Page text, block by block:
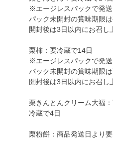
※エージレスパックで発送
パック未開封の賞味期限は
開封後は3日以内にお召し
栗柿：要冷蔵で14日
※エージレスパックで発送
パック未開封の賞味期限は
開封後は3日以内にお召し
栗きんとんクリーム大福
冷蔵で4日
栗粉餅：商品発送日より